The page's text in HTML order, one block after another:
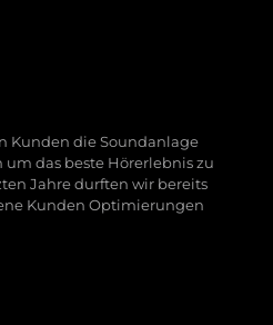
Kunden die Soundanlage
das beste Hörerlebnis zu
Jahre durften wir bereits
Kunden Optimierungen